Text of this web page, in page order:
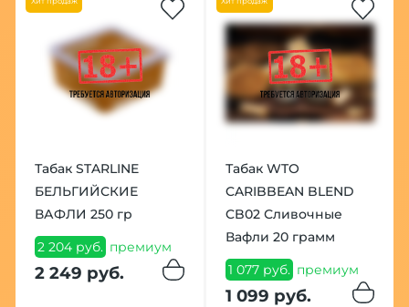
Табак STARLINE
БЕЛЬГИЙСКИЕ
ВАФЛИ 250 гр
2 204 руб. премиум
2 249 руб.
Табак WTO
CARIBBEAN BLEND
CB02 Сливочные
Вафли 20 грамм
1 077 руб. премиум
1 099 руб.